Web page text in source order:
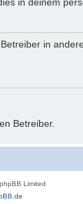
in deinem
in
Betreiber.
Limited